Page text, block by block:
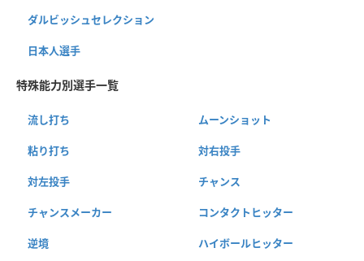
ダルビッシュセレクション
日本人選手
特殊能力別選手一覧
流し打ち ムーンショット
粘り打ち 対右投手
対左投手 チャンス
チャンスメーカー コンタクトヒッター
逆境 ハイボールヒッター